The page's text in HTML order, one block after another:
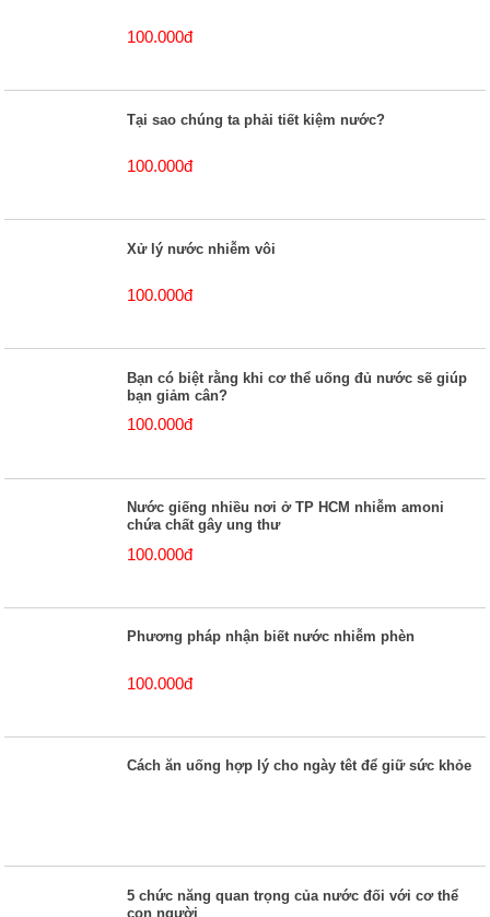
100.000đ
Tại sao chúng ta phải tiết kiệm nước?
100.000đ
Xử lý nước nhiễm vôi
100.000đ
Bạn có biệt rằng khi cơ thể uống đủ nước sẽ giúp
bạn giảm cân?
100.000đ
Nước giếng nhiều nơi ở TP HCM nhiễm amoni
chứa chất gây ung thư
100.000đ
Phương pháp nhận biết nước nhiễm phèn
100.000đ
Cách ăn uống hợp lý cho ngày têt để giữ sức khỏe
5 chức năng quan trọng của nước đối với cơ thể
con người